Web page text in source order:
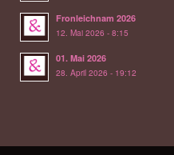
Fronleichnam 2026
12. Mai 2026 - 8:15
01. Mai 2026
28. April 2026 - 19:12